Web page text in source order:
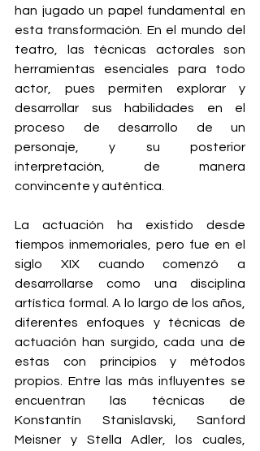
han jugado un papel fundamental en
esta transformación. En el mundo del
teatro, las técnicas actorales son
herramientas esenciales para todo
actor, pues permiten explorar y
desarrollar sus habilidades en el
proceso de desarrollo de un
personaje, y su posterior
interpretación, de manera
convincente y auténtica.
La actuación ha existido desde
tiempos inmemoriales, pero fue en el
siglo XIX cuando comenzó a
desarrollarse como una disciplina
artística formal. A lo largo de los años,
diferentes enfoques y técnicas de
actuación han surgido, cada una de
estas con principios y métodos
propios. Entre las más influyentes se
encuentran las técnicas de
Konstantín Stanislavski, Sanford
Meisner y Stella Adler, los cuales,